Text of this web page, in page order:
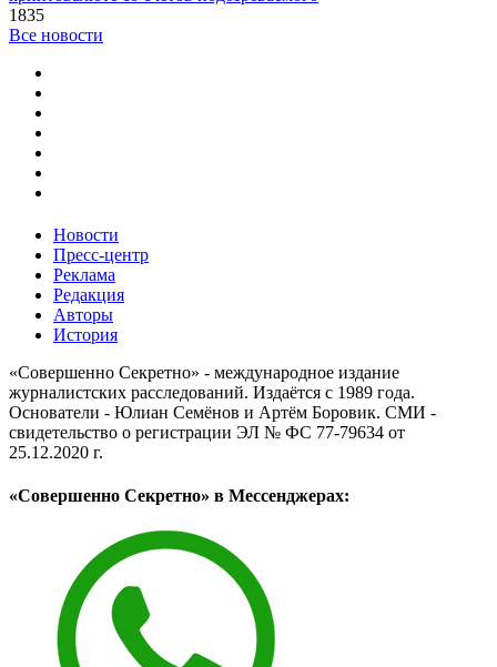
1835
Все новости
Новости
Пресс-центр
Реклама
Редакция
Авторы
История
«Совершенно Секретно» - международное издание
журналистских расследований. Издаётся с 1989 года.
Основатели - Юлиан Семёнов и Артём Боровик. CМИ -
свидетельство о регистрации ЭЛ № ФС 77-79634 от
25.12.2020 г.
«Совершенно Секретно» в Мессенджерах: